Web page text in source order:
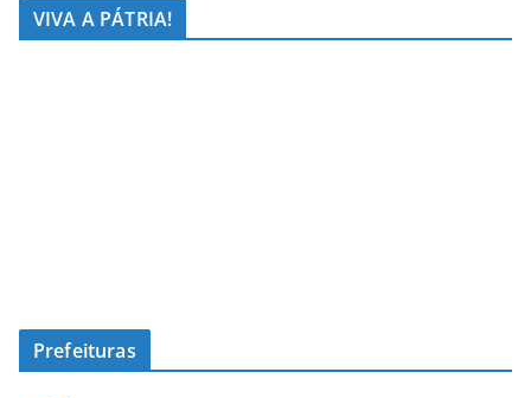
VIVA A PÁTRIA!
Prefeituras